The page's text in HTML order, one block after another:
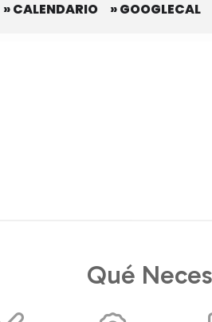
» CALENDARIO » GOOGLECAL
Qué